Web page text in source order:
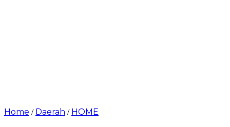
Home / Daerah / HOME